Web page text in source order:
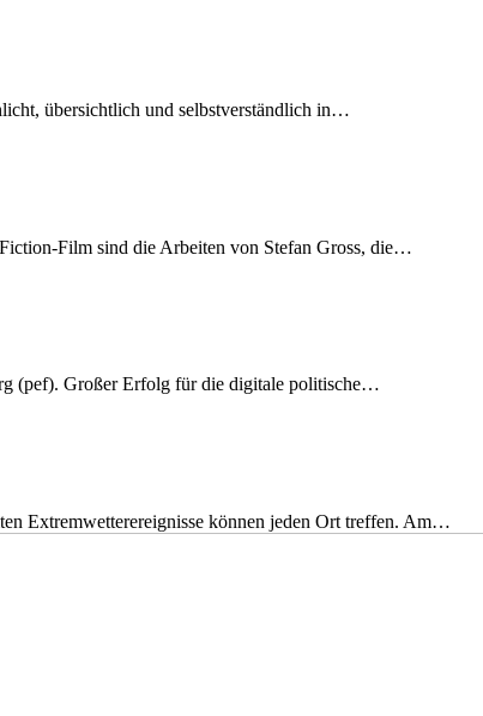
übersichtlich und selbstverständlich in…
Film sind die Arbeiten von Stefan Gross, die…
(pef). Großer Erfolg für die digitale politische…
Extremwetterereignisse können jeden Ort treffen. Am…